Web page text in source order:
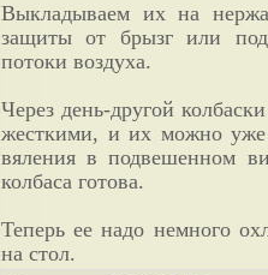
Выкладываем их на
защиты от брызг или
потоки воздуха.
Через день-другой
жесткими, и их можно уже
вяления в подвешенном
колбаса готова.
Теперь ее надо немного
на стол.